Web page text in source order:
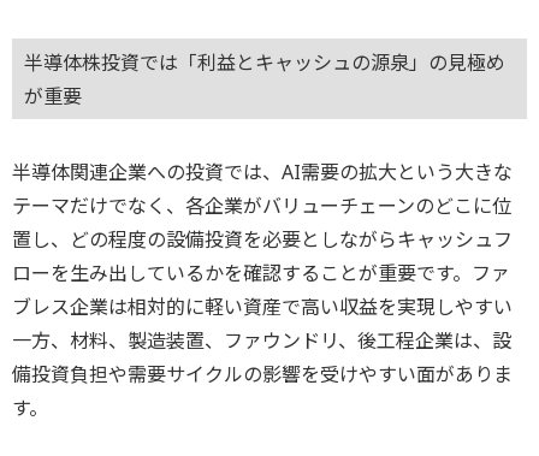
半導体株投資では「利益とキャッシュの源泉」の見極め
が重要
半導体関連企業への投資では、AI需要の拡大という大きな
テーマだけでなく、各企業がバリューチェーンのどこに位
置し、どの程度の設備投資を必要としながらキャッシュフ
ローを生み出しているかを確認することが重要です。ファ
ブレス企業は相対的に軽い資産で高い収益を実現しやすい
一方、材料、製造装置、ファウンドリ、後工程企業は、設
備投資負担や需要サイクルの影響を受けやすい面がありま
す。